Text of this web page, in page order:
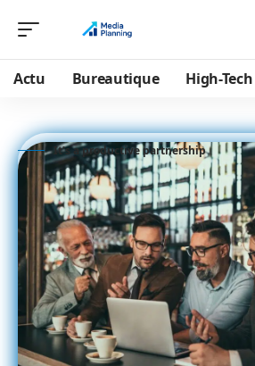
Actu Bureautique High-Tech
It's a productive partnership